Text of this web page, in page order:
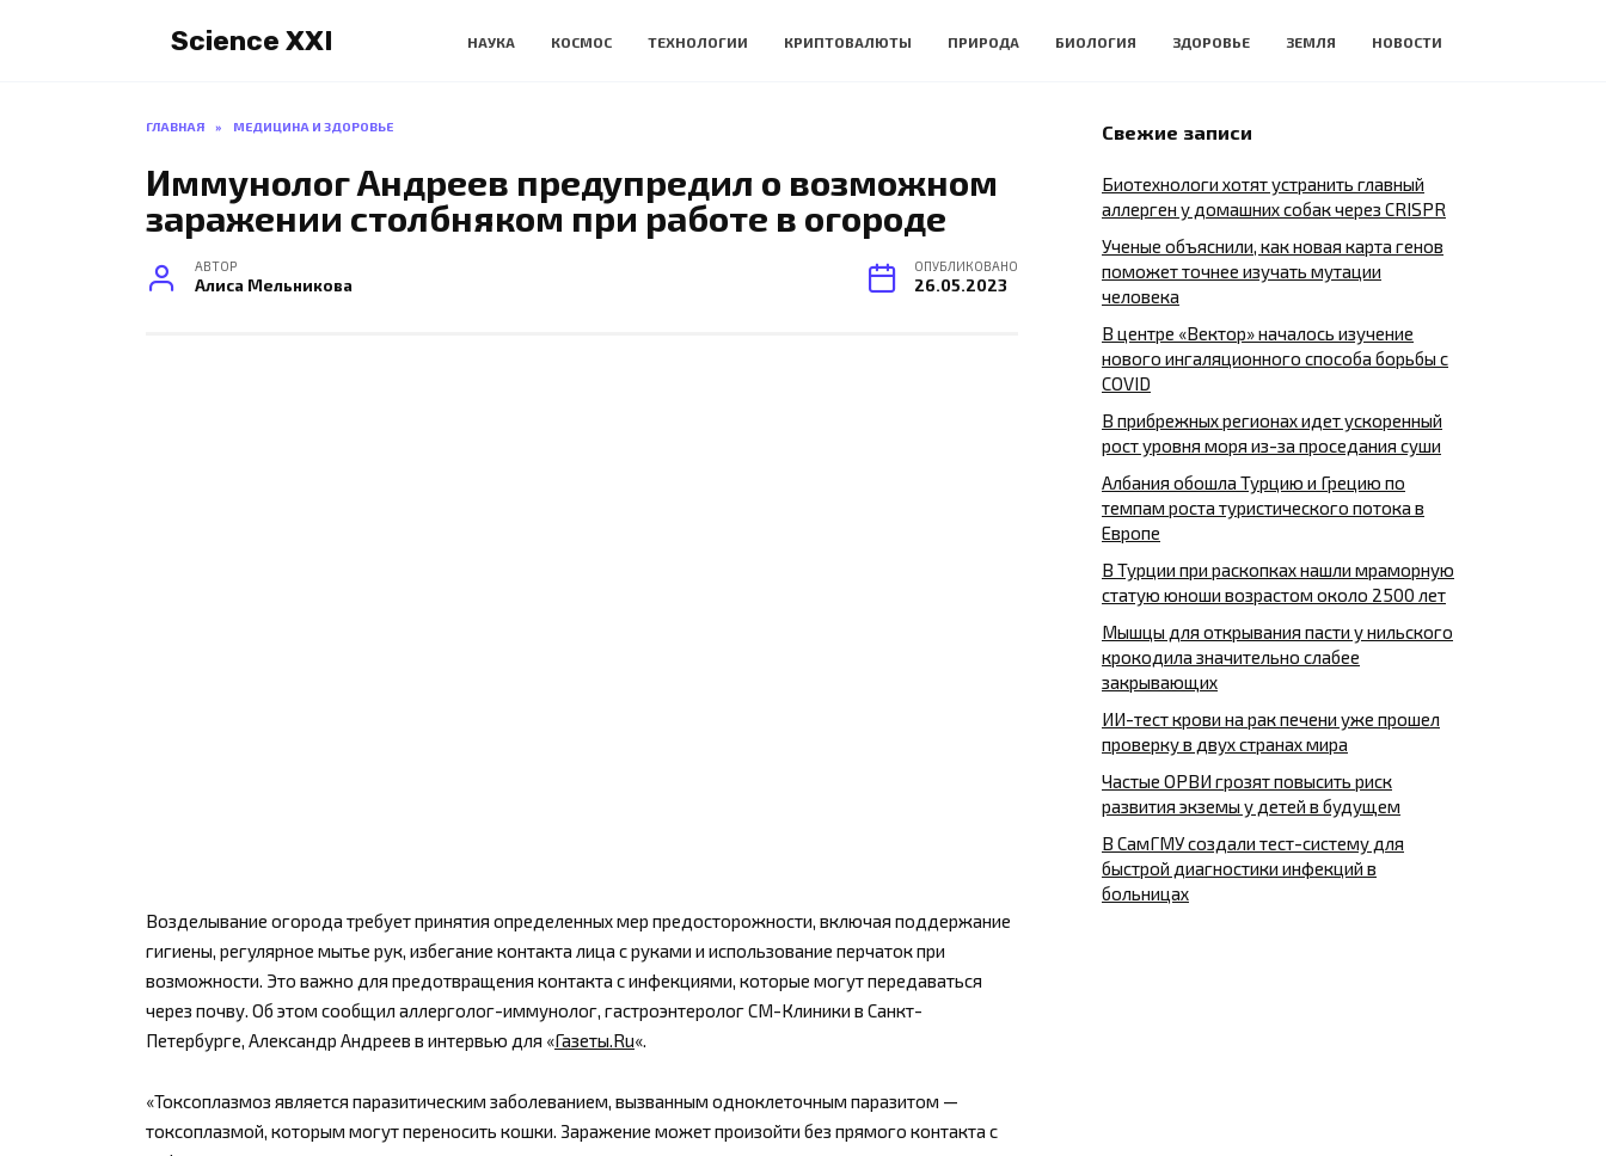
Science XXI НАУКА КОСМОС ТЕХНОЛОГИИ КРИПТОВАЛЮТЫ ПРИРОДА БИОЛОГИЯ ЗДОРОВЬЕ ЗЕМЛЯ НОВОСТИ
ГЛАВНАЯ » МЕДИЦИНА И ЗДОРОВЬЕ
Иммунолог Андреев предупредил о возможном
заражении столбняком при работе в огороде
АВТОР
Алиса Мельникова
ОПУБЛИКОВАНО
26.05.2023
Возделывание огорода требует принятия определенных мер предосторожности, включая поддержание
гигиены, регулярное мытье рук, избегание контакта лица с руками и использование перчаток при
возможности. Это важно для предотвращения контакта с инфекциями, которые могут передаваться
через почву. Об этом сообщил аллерголог-иммунолог, гастроэнтеролог СМ-Клиники в Санкт-
Петербурге, Александр Андреев в интервью для «Газеты.Ru«.
«Токсоплазмоз является паразитическим заболеванием, вызванным одноклеточным паразитом —
токсоплазмой, которым могут переносить кошки. Заражение может произойти без прямого контакта с
Свежие записи
Биотехнологи хотят устранить главный
аллерген у домашних собак через CRISPR
Ученые объяснили, как новая карта генов
поможет точнее изучать мутации
человека
В центре «Вектор» началось изучение
нового ингаляционного способа борьбы с
COVID
В прибрежных регионах идет ускоренный
рост уровня моря из-за проседания суши
Албания обошла Турцию и Грецию по
темпам роста туристического потока в
Европе
В Турции при раскопках нашли мраморную
статую юноши возрастом около 2500 лет
Мышцы для открывания пасти у нильского
крокодила значительно слабее
закрывающих
ИИ-тест крови на рак печени уже прошел
проверку в двух странах мира
Частые ОРВИ грозят повысить риск
развития экземы у детей в будущем
В СамГМУ создали тест-систему для
быстрой диагностики инфекций в
больницах